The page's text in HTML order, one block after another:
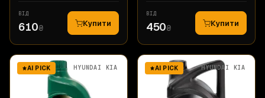
ВІД
610₴ Купити
ВІД
450₴ Купити
AI PICK HYUNDAI KIA AI PICK HYUNDAI KIA